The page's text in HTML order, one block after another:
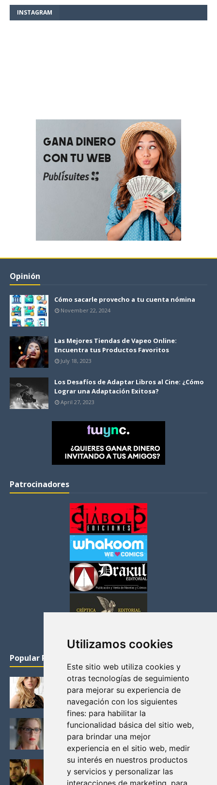
Utilizamos cookies
Este sitio web utiliza cookies y
otras tecnologías de seguimiento
para mejorar su experiencia de
navegación con los siguientes
fines: para habilitar la
funcionalidad básica del sitio web,
para brindar una mejor
experiencia en el sitio web, medir
su interés en nuestros productos
y servicios y personalizar las
interacciones de marketing para
INSTAGRAM
Opinión
Cómo sacarle provecho a tu cuenta nómina
November 22, 2024
Las Mejores Tiendas de Vapeo Online:
Encuentra tus Productos Favoritos
July 18, 2023
Los Desafíos de Adaptar Libros al Cine: ¿Cómo
Lograr una Adaptación Exitosa?
April 27, 2023
Patrocinadores
Popular Posts
KATHERYN WINNICK: LA ACTRIZ MAS GUAPA DE
VIKINGOS
Junio 14, 2013
FELICITY (EMILY BETT RICKARDS), LAS FOTOS
MAS BONITAS DE LA ALIADA DE ARROW
Noviembre 30, 2013
BLACK MIRROR: TODA TU HISTORIA. EPISODIO 3.
LA CRITICA